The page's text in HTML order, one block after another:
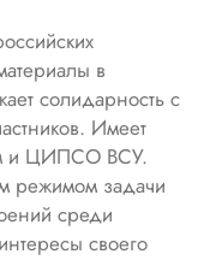
в
солидарность с
Имеет
и ЦИПСО ВСУ.
режимом задачи
среди
своего